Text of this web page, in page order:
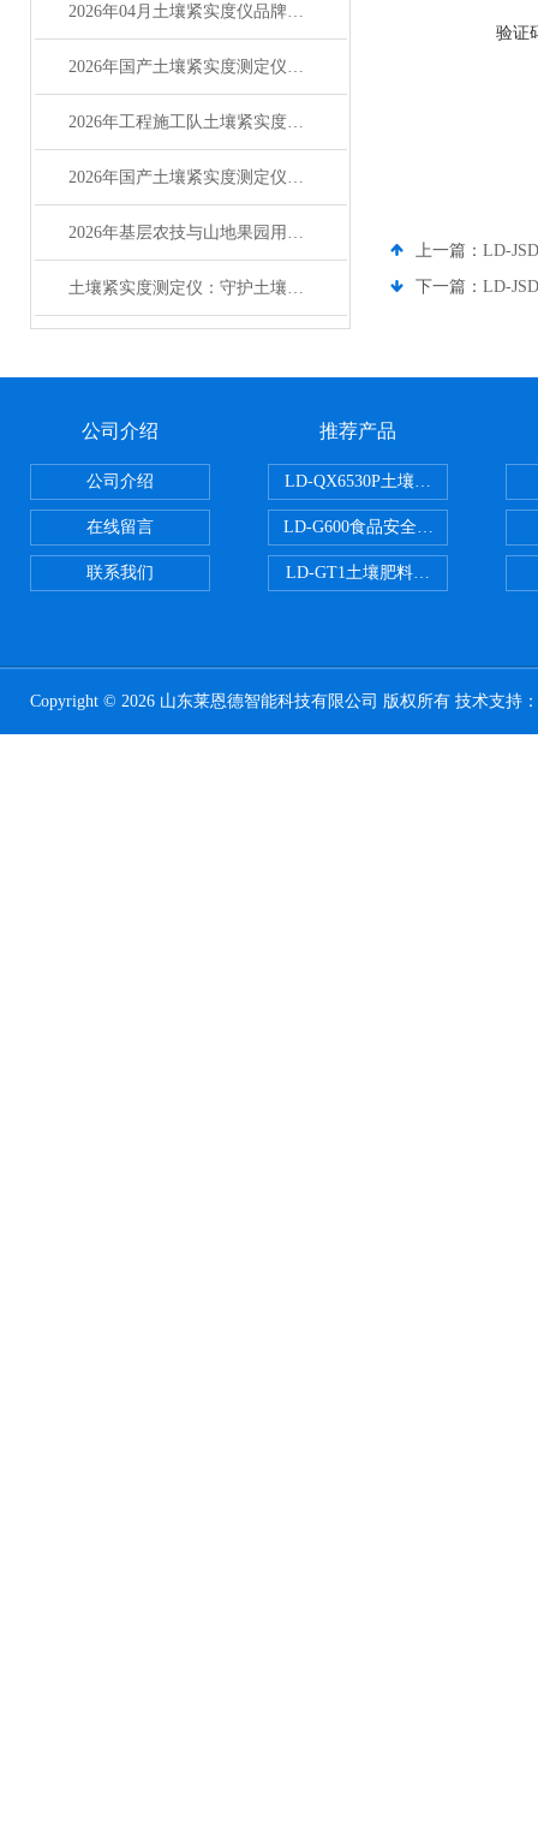
2026年04月土壤紧实度仪品牌排行榜Top3：哪个好？优缺点评价
2026年国产土壤紧实度测定仪主流品牌竞争力分析
2026年工程施工队土壤紧实度测定仪优选品牌服务商推荐
2026年国产土壤紧实度测定仪选型参考指南
2026年基层农技与山地果园用国产土壤紧实度测定仪选型指南行业分析
土壤紧实度测定仪：守护土壤通气性与作物根系的 “诊断专家”
验证
上一篇： LD-
下一篇： LD-
公司介绍
公司介绍
在线留言
联系我们
推荐产品
LD-QX6530P土壤氧化还原电位检
LD-G600食品安全检测仪
LD-GT1土壤肥料养分检测仪
Copyright © 2026 山东莱恩德智能科技有限公司 版权所有 技术支持：